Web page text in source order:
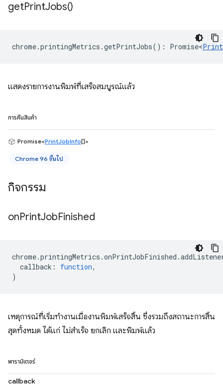
getPrintJobs()
chrome.printingMetrics .getPrintJobs() : Promise<
แสดงรายการงานพิมพ์ที่เสร็จสมบูรณ์แล้ว
การคืนสินค้า
Promise<PrintJobInfo[]>
Chrome 96 ขึ้นไป
กิจกรรม
onPrintJobFinished
chrome.printingMetrics .onPrintJobFinished .
callback : function,
)
เหตุการณ์ที่เริ่มทำงานเมื่องานพิมพ์เสร็จสิ้น ซึ่งรวมถึงสถานะการสิ้น
สุดทั้งหมด ได้แก่ ไม่สำเร็จ ยกเลิก และพิมพ์แล้ว
พารามิเตอร์
callback